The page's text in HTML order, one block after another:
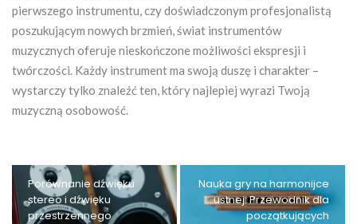
pierwszego instrumentu, czy doświadczonym profesjonalistą
poszukującym nowych brzmień, świat instrumentów
muzycznych oferuje nieskończone możliwości ekspresji i
twórczości. Każdy instrument ma swoją duszę i charakter –
wystarczy tylko znaleźć ten, który najlepiej wyrazi Twoją
muzyczną osobowość.
Porównanie dźwięku
stereo i dźwięku
przestrzennego
Nauka gry na harmonijce
ustnej: Przewodnik dla
początkujących